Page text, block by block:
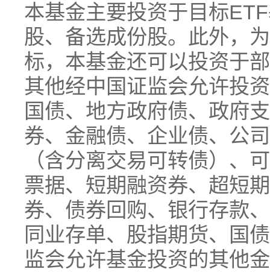
本基金主要投资于目标
股、备选成份股。此外，
标，本基金还可以投资于
其他经中国证监会允许投
国债、地方政府债、政府
券、金融债、企业债、公
（含分离交易可转债）、
票据、短期融资券、超短
券、债券回购、银行存款
同业存单、股指期货、国
监会允许基金投资的其他